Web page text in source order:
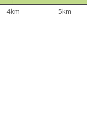
4km 5km